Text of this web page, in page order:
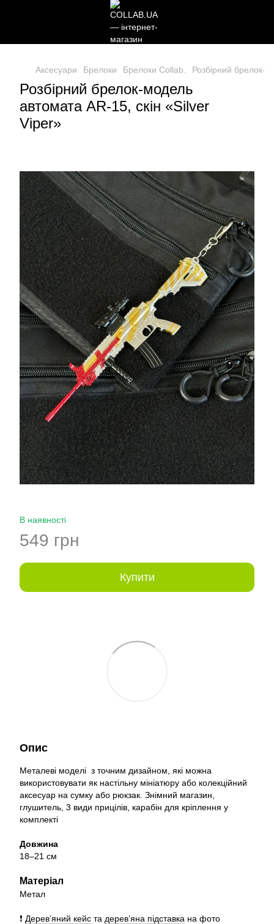
Аксесуари Брелоки Брелоки Collab. Розбірний брелок-
Розбірний брелок-модель
автомата AR-15, скін «Silver
Viper»
В наявності
549 грн
Купити
Опис
Металеві моделі з точним дизайном, які можна
використовувати як настільну мініатюру або колекційний
аксесуар на сумку або рюкзак. Знімний магазин,
глушитель, 3 види прицілів, карабін для кріплення у
комплекті
Довжина
18–21 см
Матеріал
Метал
❗️ Дерев’яний кейс та дерев’яна підставка на фото